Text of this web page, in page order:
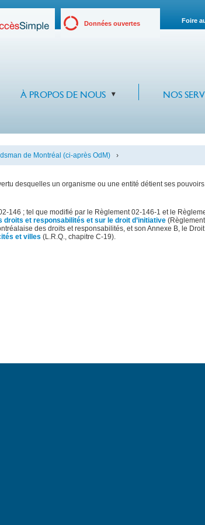
Données ouvertes Foire
À PROPOS DE NOUS NOS
de Montréal (ci-après OdM) ›
desquelles un organisme ou une entité détient ses
146 ; tel que modifié par le Règlement 02-146-1 et le
droits et responsabilités et sur le droit d’initiative
des droits et responsabilités, et son Annexe B, le
et villes (L.R.Q., chapitre C-19).